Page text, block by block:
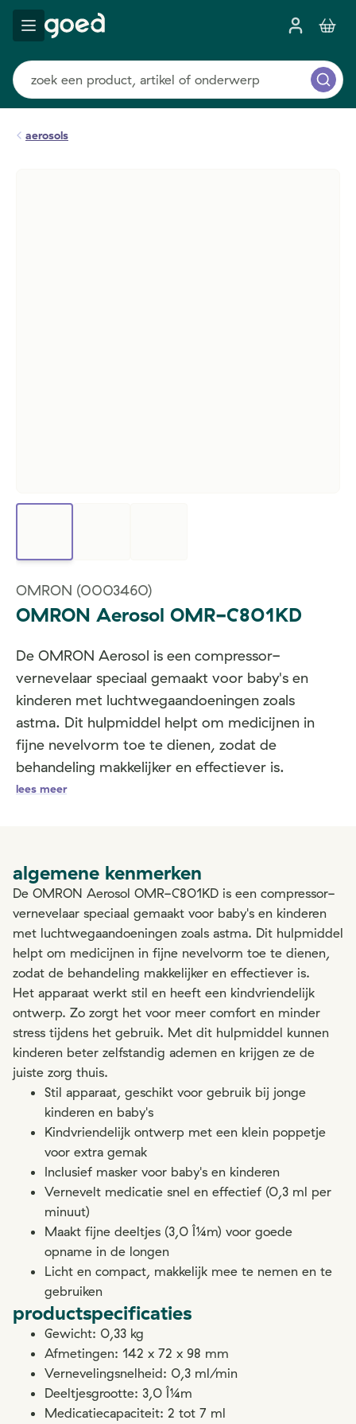
aerosols
OMRON (0003460)
OMRON Aerosol OMR-C801KD
De OMRON Aerosol is een compressor-
vernevelaar speciaal gemaakt voor baby's en
kinderen met luchtwegaandoeningen zoals
astma. Dit hulpmiddel helpt om medicijnen in
fijne nevelvorm toe te dienen, zodat de
behandeling makkelijker en effectiever is.
lees meer
algemene kenmerken
De OMRON Aerosol OMR-C801KD is een compressor-
vernevelaar speciaal gemaakt voor baby's en kinderen
met luchtwegaandoeningen zoals astma. Dit hulpmiddel
helpt om medicijnen in fijne nevelvorm toe te dienen,
zodat de behandeling makkelijker en effectiever is.
Het apparaat werkt stil en heeft een kindvriendelijk
ontwerp. Zo zorgt het voor meer comfort en minder
stress tijdens het gebruik. Met dit hulpmiddel kunnen
kinderen beter zelfstandig ademen en krijgen ze de
juiste zorg thuis.
Stil apparaat, geschikt voor gebruik bij jonge
kinderen en baby's
Kindvriendelijk ontwerp met een klein poppetje
voor extra gemak
Inclusief masker voor baby's en kinderen
Vernevelt medicatie snel en effectief (0,3 ml per
minuut)
Maakt fijne deeltjes (3,0 Î¼m) voor goede
opname in de longen
Licht en compact, makkelijk mee te nemen en te
gebruiken
productspecificaties
Gewicht: 0,33 kg
Afmetingen: 142 x 72 x 98 mm
Vernevelingsnelheid: 0,3 ml/min
Deeltjesgrootte: 3,0 Î¼m
Medicatiecapaciteit: 2 tot 7 ml